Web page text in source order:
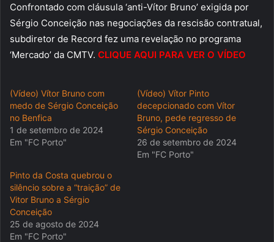
Confrontado com cláusula ‘anti-Vítor Bruno’ exigida por
Sérgio Conceição nas negociações da rescisão contratual,
subdiretor de Record fez uma revelação no programa
‘Mercado’ da CMTV. CLIQUE AQUI PARA VER O VÍDEO
(Vídeo) Vítor Bruno com
medo de Sérgio Conceição
no Benfica
1 de setembro de 2024
Em "FC Porto"
(Vídeo) Vítor Pinto
decepcionado com Vítor
Bruno, pede regresso de
Sérgio Conceição
26 de setembro de 2024
Em "FC Porto"
Pinto da Costa quebrou o
silêncio sobre a “traição” de
Vitor Bruno a Sérgio
Conceição
25 de agosto de 2024
Em "FC Porto"